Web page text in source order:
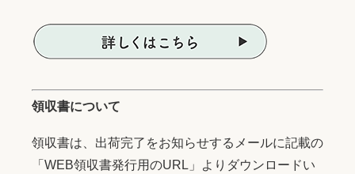
領収書について
領収書は、出荷完了をお知らせするメールに記載の
「WEB領収書発行用のURL」よりダウンロードい